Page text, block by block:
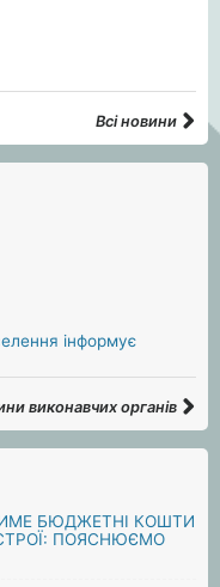
Всі новини
інформує
виконавчих органів
БЮДЖЕТНІ КОШТИ
ПОЯСНЮЄМО